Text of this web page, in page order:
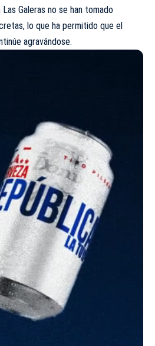
Galeras no se han tomado
lo que ha permitido que el
agravándose.